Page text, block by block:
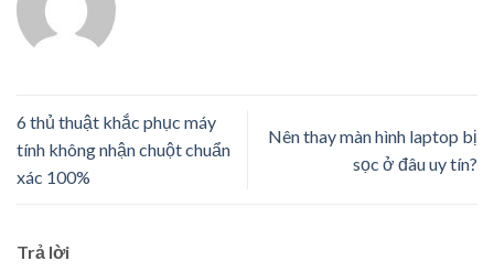
6 thủ thuật khắc phục máy
tính không nhận chuột chuẩn
xác 100%
Nên thay màn hình laptop bị
sọc ở đâu uy tín?
Trả lời